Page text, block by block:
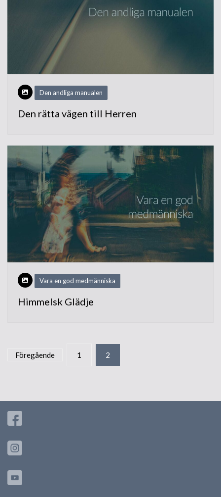
Den andliga manualen
Den rätta vägen till Herren
Vara en god medmänniska
Himmelsk Glädje
Sidnumrering
för
Föregående 1 2